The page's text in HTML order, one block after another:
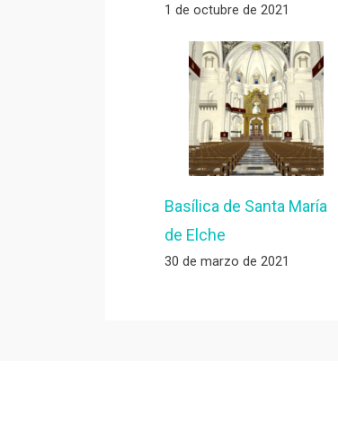
1 de octubre de 2021
Basílica de Santa María
de Elche
30 de marzo de 2021